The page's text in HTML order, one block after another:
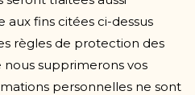
fins citées ci-dessus
règles de protection des
nous supprimerons vos
personnelles ne sont